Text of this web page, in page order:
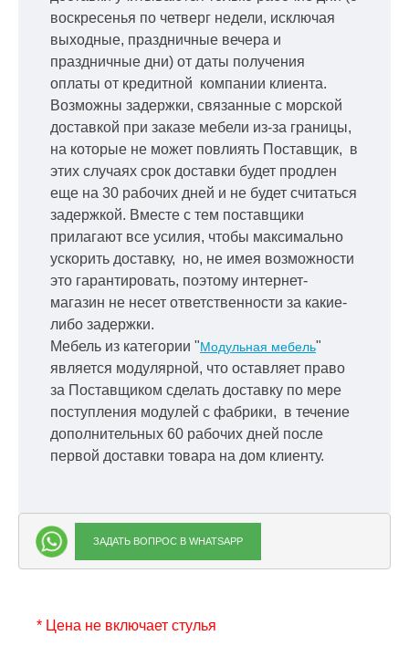
воскресенья по четверг недели, исключая
выходные, праздничные вечера и
праздничные дни) от даты получения
оплаты от кредитной компании клиента.
Возможны задержки, связанные с морской
доставкой при заказе мебели из-за границы,
на которые не может повлиять Поставщик, в
этих случаях срок доставки будет продлен
еще на 30 рабочих дней и не будет считаться
задержкой. Вместе с тем поставщики
прилагают все усилия, чтобы максимально
ускорить доставку, но, не имея возможности
это гарантировать, поэтому интернет-
магазин не несет ответственности за какие-
либо задержки.
Мебель из категории "Модульная мебель"
является модулярной, что оставляет право
за Поставщиком сделать доставку по мере
поступления модулей с фабрики, в течение
дополнительных 60 рабочих дней после
первой доставки товара на дом клиенту.
ЗАДАТЬ ВОПРОС В WHATSAPP
* Цена не включает стулья